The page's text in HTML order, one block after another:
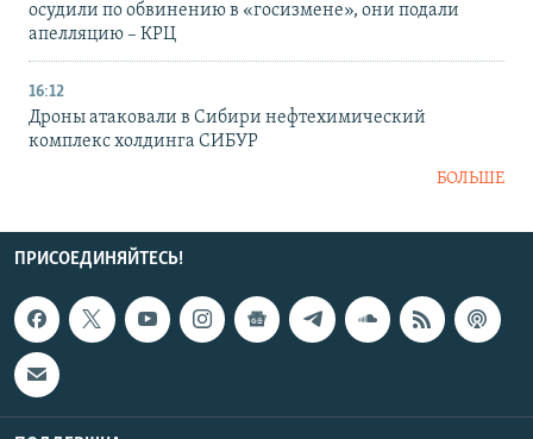
осудили по обвинению в «госизмене», они подали
апелляцию – КРЦ
16:12
Дроны атаковали в Сибири нефтехимический
комплекс холдинга СИБУР
БОЛЬШЕ
ПРИСОЕДИНЯЙТЕСЬ!